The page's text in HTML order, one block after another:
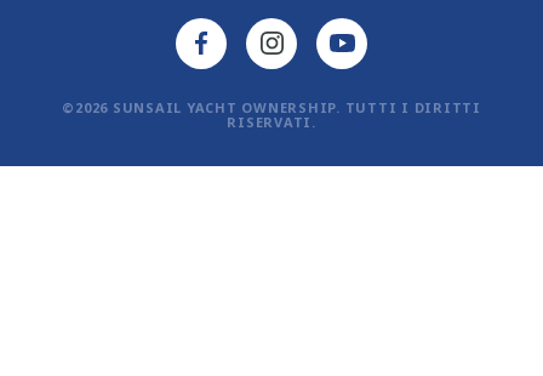
©2026 SUNSAIL YACHT OWNERSHIP. TUTTI I DIRITTI
RISERVATI.